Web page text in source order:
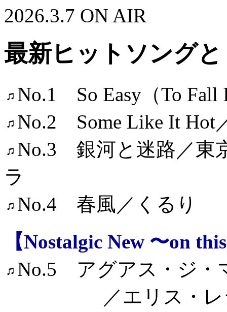
2026.3.7 ON AIR
最新ヒットソング
No.1 So Easy（To Fall
No.2 Some Like It Hot
No.3 銀河と迷路／東
ラ
No.4 春風／くるり
【Nostalgic New 〜on
No.5 アグアス・ジ・
／エリス・レジー